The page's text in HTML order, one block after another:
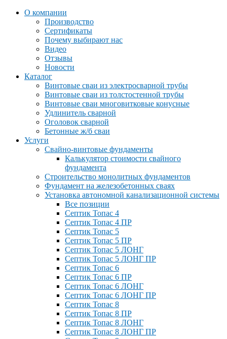
О компании
Производство
Сертификаты
Почему выбирают нас
Видео
Отзывы
Новости
Каталог
Винтовые сваи из электросварной трубы
Винтовые сваи из толстостенной трубы
Винтовые сваи многовитковые конусные
Удлинитель сварной
Оголовок сварной
Бетонные ж/б сваи
Услуги
Свайно-винтовые фундаменты
Калькулятор стоимости свайного
фундамента
Строительство монолитных фундаментов
Фундамент на железобетонных сваях
Установка автономной канализационной системы
Все позиции
Септик Топас 4
Септик Топас 4 ПР
Септик Топас 5
Септик Топас 5 ПР
Септик Топас 5 ЛОНГ
Септик Топас 5 ЛОНГ ПР
Септик Топас 6
Септик Топас 6 ПР
Септик Топас 6 ЛОНГ
Септик Топас 6 ЛОНГ ПР
Септик Топас 8
Септик Топас 8 ПР
Септик Топас 8 ЛОНГ
Септик Топас 8 ЛОНГ ПР